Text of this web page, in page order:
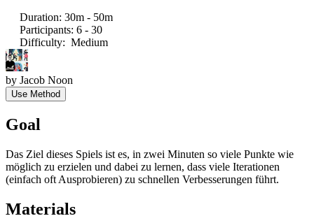
Duration: 30m - 50m
Participants: 6 - 30
Difficulty: Medium
by Jacob Noon
Use Method
Goal
Das Ziel dieses Spiels ist es, in zwei Minuten so viele Punkte wie
möglich zu erzielen und dabei zu lernen, dass viele Iterationen
(einfach oft Ausprobieren) zu schnellen Verbesserungen führt.
Materials